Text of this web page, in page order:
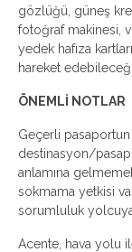
gözlüğü, güneş
fotoğraf makinesi,
yedek hafıza
hareket
ÖNEMLİ NOTLAR
Geçerli pasaportun
destinasyon/
anlamına
sokmama yetkisi
sorumluluk
Acente, hava yolu